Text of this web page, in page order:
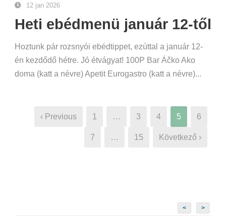
12 jan 2026
Heti ebédmenü január 12-től
Hoztunk pár rozsnyói ebédtippet, ezúttal a január 12-
én kezdődő hétre. Jó étvágyat! 100P Bar Áčko Ako
doma (katt a névre) Apetit Eurogastro (katt a névre)...
‹ Previous 1 … 3 4 5 6
7 … 15 Következő ›
< >